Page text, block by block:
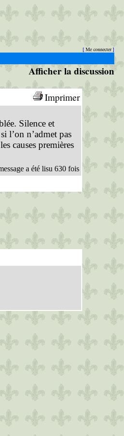
[ Me connecter]
Afficher la discussion
Imprimer
Silence et
l’on n’admet pas
causes premières
a été lisu 630 fois